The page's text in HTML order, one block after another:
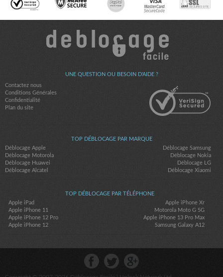
UNE QUESTION OU BESOIN D'AIDE ?
Contactez nous
Conditions Générales
Confidentialité
Plan du site
TOP DÉBLOCAGE PAR MARQUE
Déblocage Apple
Déblocage Samsung
Déblocage Motorola
Déblocage Nokia
Déblocage Huawei
Déblocage LG
Déblocage Alcatel
Déblocage Xiaomi
TOP DÉBLOCAGE PAR TÉLÉPHONE
Apple iPad
Apple iPhone Xr
Apple iPhone 11
Motorola Moto G 5G
Apple iPhone 12 Pro
Apple iPhone 13 Pro Max
Apple iPhone 12
Samsung Galaxy A12